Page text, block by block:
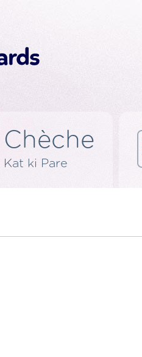
Chèche
Kat ki Pare